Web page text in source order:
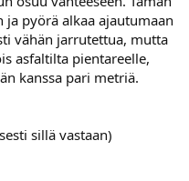
pyörä alkaa ajautumaan
vähän jarrutettua, mutta
asfaltilta pientareelle,
kanssa pari metriä.
sillä vastaan)